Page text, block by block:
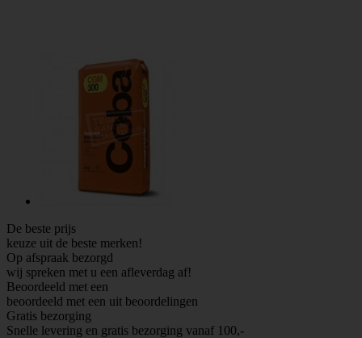
De beste prijs
keuze uit de beste merken!
Op afspraak bezorgd
wij spreken met u een afleverdag af!
Beoordeeld met een
beoordeeld met een uit beoordelingen
Gratis bezorging
Snelle levering en gratis bezorging vanaf 100,-